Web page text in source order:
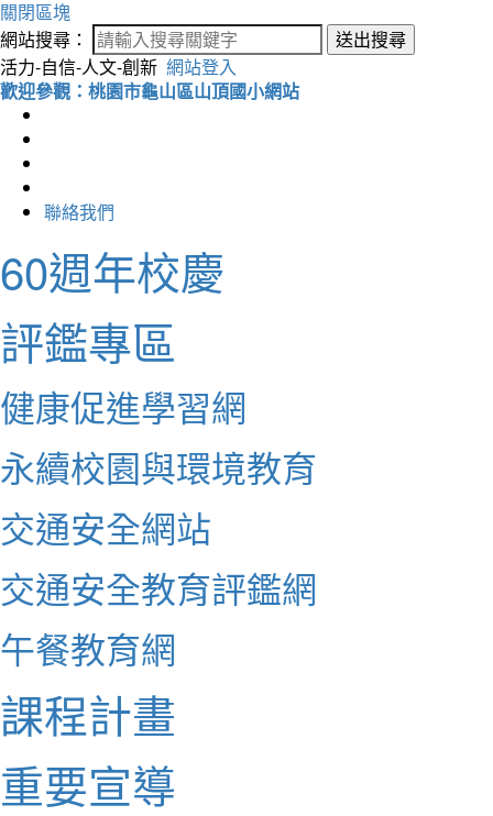
關閉區塊
網站搜尋：
送出搜尋
活力-自信-人文-創新 網站登入
歡迎參觀：桃園市龜山區山頂國小網站
聯絡我們
60週年校慶
評鑑專區
健康促進學習網
永續校園與環境教育
交通安全網站
交通安全教育評鑑網
午餐教育網
課程計畫
重要宣導